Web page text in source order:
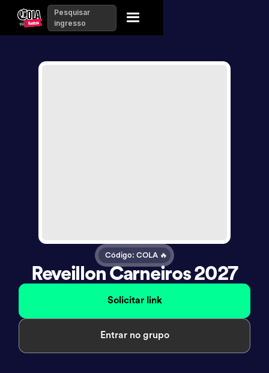
Pesquisar
ingresso
Código: COLA 🔥
Reveillon Carneiros 2027
Solicitar link
Entrar no grupo